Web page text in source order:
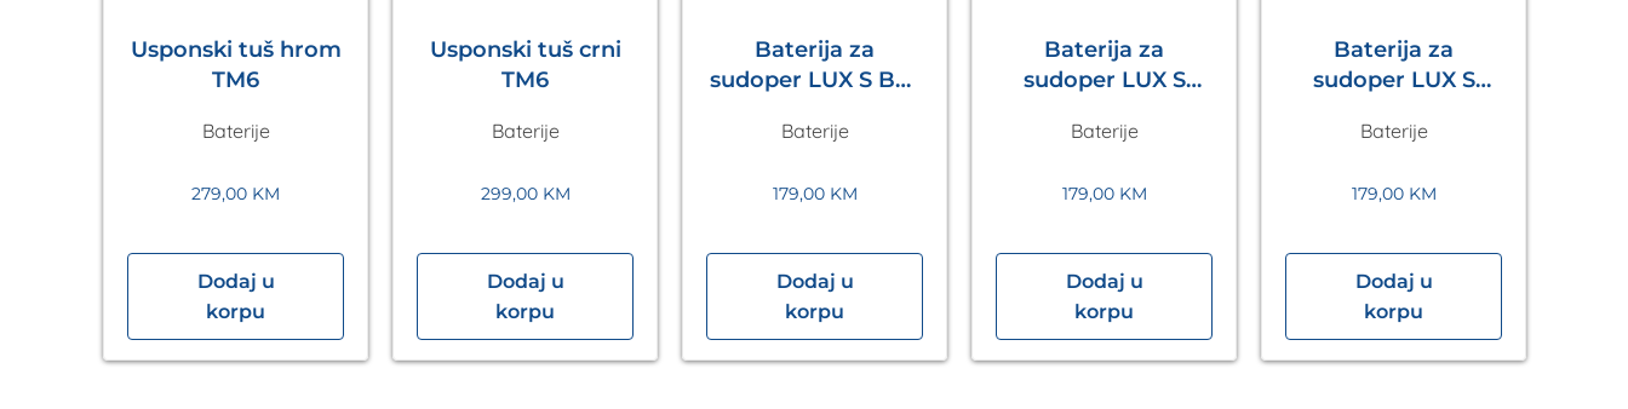
Usponski tuš hrom
TM6
Baterije
279,00 KM
Dodaj u
korpu
Usponski tuš crni
TM6
Baterije
299,00 KM
Dodaj u
korpu
Baterija za
sudoper LUX S Bež
Baterije
179,00 KM
Dodaj u
korpu
Baterija za
sudoper LUX S
Metalac
Baterije
179,00 KM
Dodaj u
korpu
Baterija za
sudoper LUX S
Baterije
179,00 KM
Dodaj u
korpu